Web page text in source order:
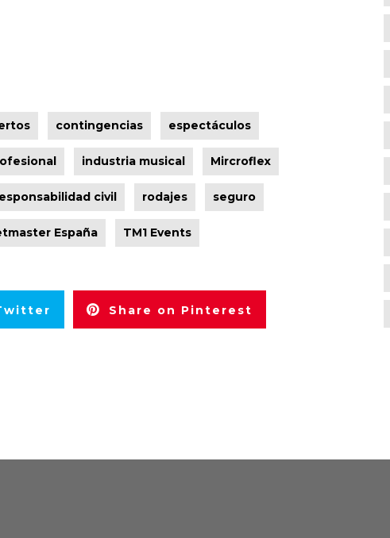
contingencias espectáculos
industria musical Mircroflex
civil rodajes seguro
España TM1 Events
Share on Pinterest